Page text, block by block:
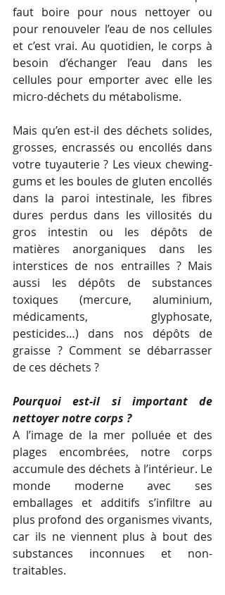
faut boire pour nous nettoyer ou
pour renouveler l’eau de nos cellules
et c’est vrai. Au quotidien, le corps à
besoin d’échanger l’eau dans les
cellules pour emporter avec elle les
micro-déchets du métabolisme.
Mais qu’en est-il des déchets solides,
grosses, encrassés ou encollés dans
votre tuyauterie ? Les vieux chewing-
gums et les boules de gluten encollés
dans la paroi intestinale, les fibres
dures perdus dans les villosités du
gros intestin ou les dépôts de
matières anorganiques dans les
interstices de nos entrailles ? Mais
aussi les dépôts de substances
toxiques (mercure, aluminium,
médicaments, glyphosate,
pesticides…) dans nos dépôts de
graisse ? Comment se débarrasser
de ces déchets ?
Pourquoi est-il si important de
nettoyer notre corps ?
A l’image de la mer polluée et des
plages encombrées, notre corps
accumule des déchets à l’intérieur. Le
monde moderne avec ses
emballages et additifs s’infiltre au
plus profond des organismes vivants,
car ils ne viennent plus à bout des
substances inconnues et non-
traitables.